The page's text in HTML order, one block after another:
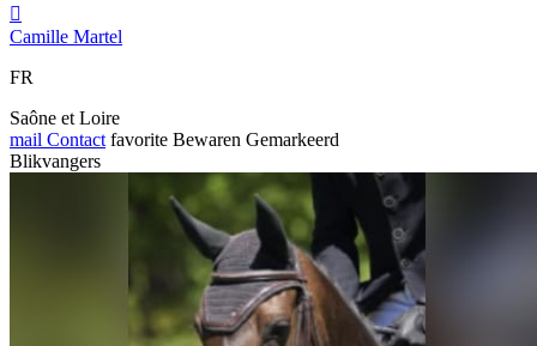

Camille Martel
FR
Saône et Loire
mail Contact favorite Bewaren Gemarkeerd
Blikvangers